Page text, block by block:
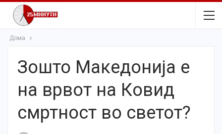
Дома
Зошто Македонија е
на врвот на Ковид
смртност во светот?